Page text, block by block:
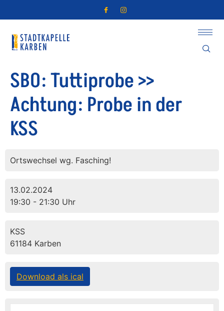
SBO: Tuttiprobe >>
Achtung: Probe in der
KSS
Ortswechsel wg. Fasching!
13.02.2024
19:30 - 21:30 Uhr
KSS
61184 Karben
Download als ical